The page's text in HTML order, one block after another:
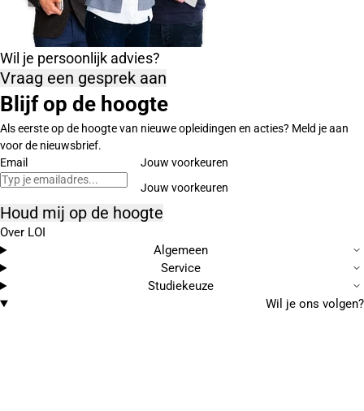
Wil je persoonlijk advies?
Vraag een gesprek aan
Blijf op de hoogte
Als eerste op de hoogte van nieuwe opleidingen en acties? Meld je aan
voor de nieuwsbrief.
Email
Jouw voorkeuren
Houd mij op de hoogte
Over LOI
Algemeen
Service
Studiekeuze
Wil je ons volgen?